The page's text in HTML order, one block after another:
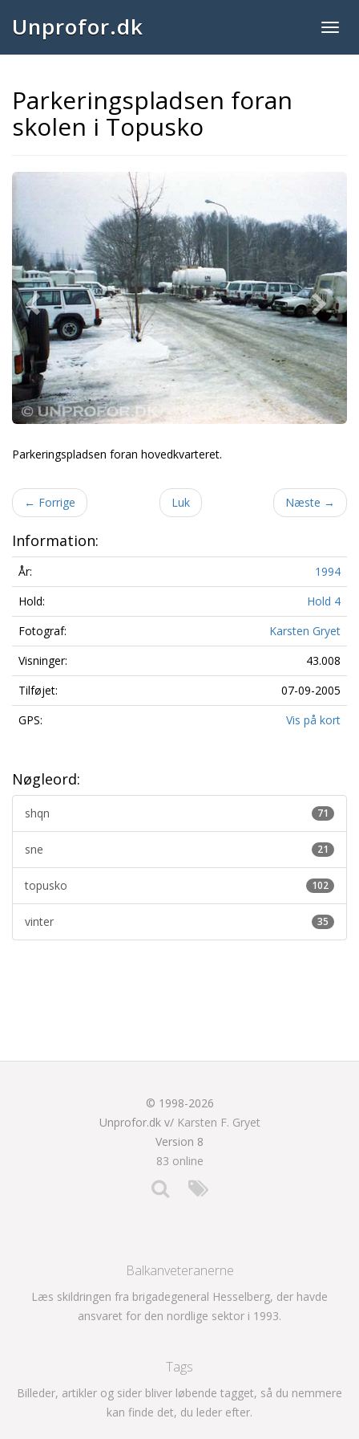
Unprofor.dk
Parkeringspladsen foran
skolen i Topusko
Previous
Parkeringspladsen foran hovedkvarteret.
← Forrige Luk Næste →
Information:
År:
1994
Hold:
Hold 4
Fotograf:
Karsten Gryet
Visninger:
43.008
Tilføjet:
07-09-2005
GPS:
Vis på kort
Nøgleord:
71
shqn
21
sne
102
topusko
35
vinter
© 1998-2026
Unprofor.dk v/ Karsten F. Gryet
Version 8
83 online
Balkanveteranerne
Læs skildringen fra brigadegeneral Hesselberg, der havde
ansvaret for den nordlige sektor i 1993.
Tags
Billeder, artikler og sider bliver løbende tagget, så du nemmere
kan finde det, du leder efter.